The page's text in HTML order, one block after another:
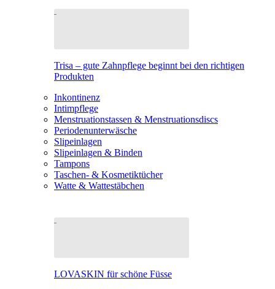
Trisa – gute Zahnpflege beginnt bei den richtigen
Produkten
Inkontinenz
Intimpflege
Menstruationstassen & Menstruationsdiscs
Periodenunterwäsche
Slipeinlagen
Slipeinlagen & Binden
Tampons
Taschen- & Kosmetiktücher
Watte & Wattestäbchen
LOVASKIN für schöne Füsse